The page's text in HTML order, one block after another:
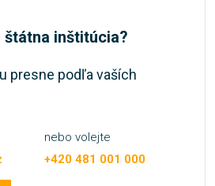
štátna inštitúcia?
presne podľa vaších
nebo volejte
+420 481 001 000